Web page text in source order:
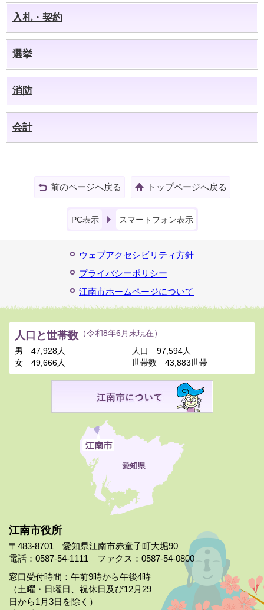
入札・契約
選挙
消防
会計
前のページへ戻る トップページへ戻る
PC表示 スマートフォン表示
ウェブアクセシビリティ方針
プライバシーポリシー
江南市ホームページについて
江南市役所
〒483-8701 愛知県江南市赤童子町大堀90
電話：0587-54-1111 ファクス：0587-54-0800
窓口受付時間：午前9時から午後4時
（土曜・日曜日、祝休日及び12月29
日から1月3日を除く）
人口と世帯数 （令和8年6月末現在）
男
47,928人
女
49,666人
人口
97,594人
世帯数
43,883世帯